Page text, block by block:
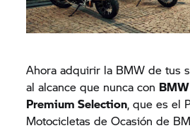
Ahora adquirir la BMW de tus
al alcance que nunca con
Premium Selection, que es el
Motocicletas de Ocasión de